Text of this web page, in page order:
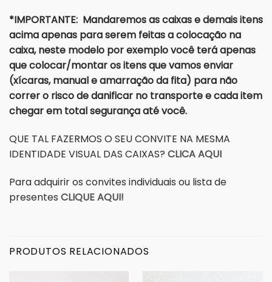
*IMPORTANTE: Mandaremos as caixas e demais itens
acima apenas para serem feitas a colocação na
caixa, neste modelo por exemplo você terá apenas
que colocar/montar os itens que vamos enviar
(xícaras, manual e amarração da fita) para não
correr o risco de danificar no transporte e cada item
chegar em total segurança até você.
QUE TAL FAZERMOS O SEU CONVITE NA MESMA
IDENTIDADE VISUAL DAS CAIXAS? CLICA AQUI
Para adquirir os convites individuais ou lista de
presentes CLIQUE AQUI!
PRODUTOS RELACIONADOS